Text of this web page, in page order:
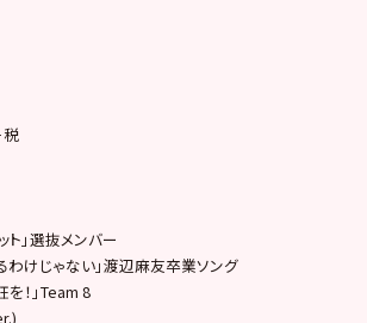
税
ト」選抜メンバー
わけじゃない」渡辺麻友卒業ソング
！」Team 8